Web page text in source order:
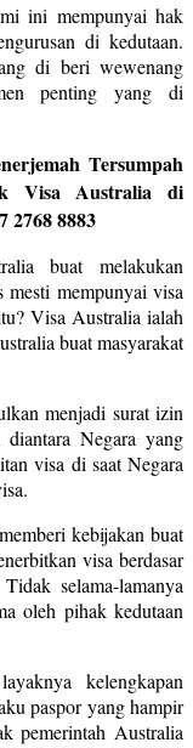
ini mempunyai hak
di kedutaan.
di beri wewenang
penting yang di
Tersumpah
Visa Australia di
2768 8883
buat melakukan
mesti mempunyai visa
Visa Australia ialah
buat masyarakat
menjadi surat izin
Negara yang
visa di saat Negara
kebijakan buat
visa berdasar
selama-lamanya
oleh pihak kedutaan
kelengkapan
paspor yang hampir
pemerintah Australia